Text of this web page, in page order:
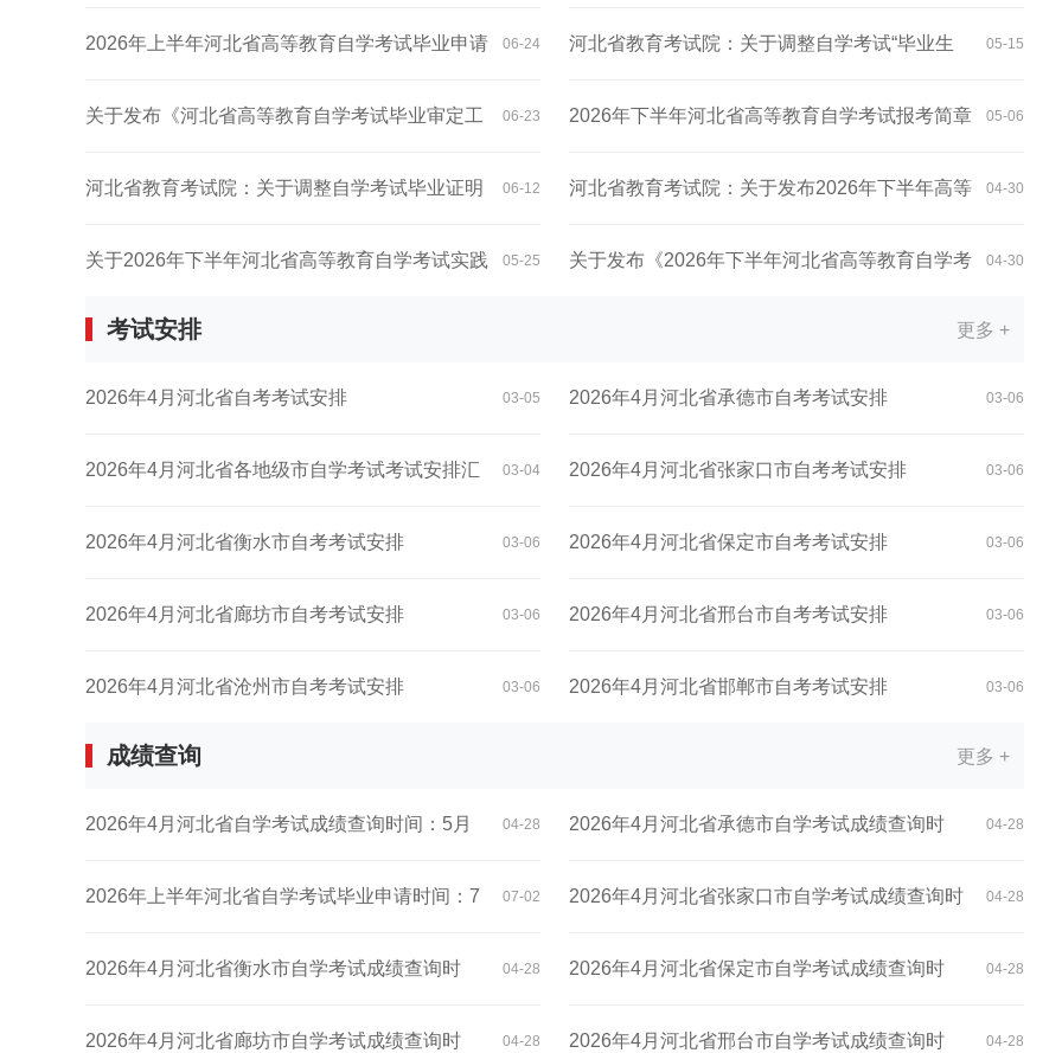
作... 06-24
2026年上半年河北省高等教育自学考试毕业申请
公... 06-23
关于发布《河北省高等教育自学考试毕业审定工
作... 06-12
河北省教育考试院：关于调整自学考试毕业证明
书... 05-25
关于2026年下半年河北省高等教育自学考试实践
性...
免... 05-15
河北省教育考试院：关于调整自学考试“毕业生
登... 05-06
2026年下半年河北省高等教育自学考试报考简章
04-30
河北省教育考试院：关于发布2026年下半年高等
教... 04-30
关于发布《2026年下半年河北省高等教育自学考
考试安排 更多 +
03-05
2026年4月河北省自考考试安排
03-04
2026年4月河北省各地级市自学考试考试安排汇
总 03-06
2026年4月河北省衡水市自考考试安排
03-06
2026年4月河北省廊坊市自考考试安排
03-06
2026年4月河北省沧州市自考考试安排
03-06
2026年4月河北省承德市自考考试安排
03-06
2026年4月河北省张家口市自考考试安排
03-06
2026年4月河北省保定市自考考试安排
03-06
2026年4月河北省邢台市自考考试安排
03-06
2026年4月河北省邯郸市自考考试安排
成绩查询 更多 +
04-28
2026年4月河北省自学考试成绩查询时间：5月
10日... 07-02
​2026年上半年河北省自学考试毕业申请时间：7
月... 04-28
2026年4月河北省衡水市自学考试成绩查询时
间：5... 04-28
2026年4月河北省廊坊市自学考试成绩查询时
04-28
2026年4月河北省承德市自学考试成绩查询时
间：5... 04-28
2026年4月河北省张家口市自学考试成绩查询时
间... 04-28
2026年4月河北省保定市自学考试成绩查询时
间：5... 04-28
2026年4月河北省邢台市自学考试成绩查询时